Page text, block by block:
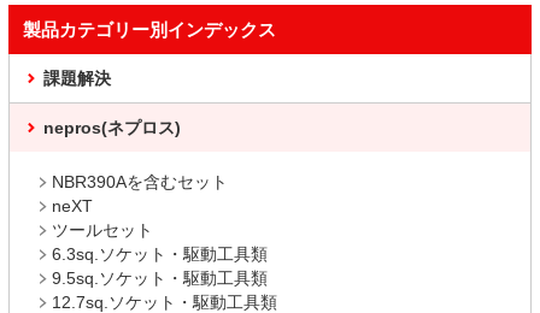
製品カテゴリー別インデックス
課題解決
nepros(ネプロス)
NBR390Aを含むセット
neXT
ツールセット
6.3sq.ソケット・駆動工具類
9.5sq.ソケット・駆動工具類
12.7sq.ソケット・駆動工具類